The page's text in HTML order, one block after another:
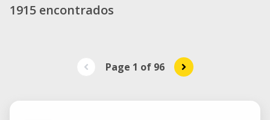
1915 encontrados
Page 1 of 96